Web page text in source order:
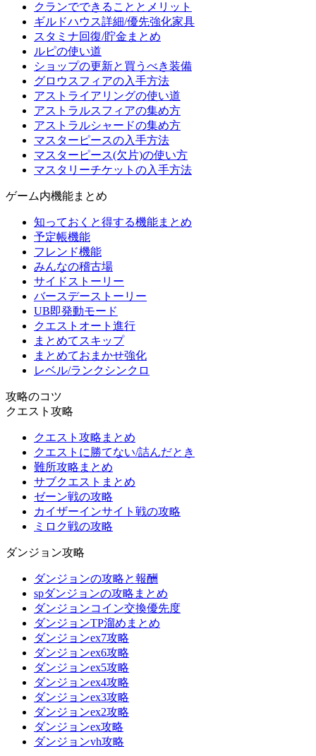
クランでできることとメリット
ギルドハウス詳細/優先強化家具
スタミナ回復/貯金まとめ
ルピの使い道
ショップの更新と買うべき装備
グロウスフィアの入手方法
アストライアリングの使い道
アストラルスフィアの集め方
アストラルシャードの集め方
マスターピースの入手方法
マスターピース(欠片)の使い方
マスタリーチケットの入手方法
ゲーム内機能まとめ
知っておくと得する機能まとめ
予定帳機能
フレンド機能
みんなの稽古場
サイドストーリー
バースデーストーリー
UB即発動モード
クエストオート進行
まとめてスキップ
まとめておまかせ強化
レベル/ランクシンクロ
攻略のコツ
クエスト攻略
クエスト攻略まとめ
クエストに勝てない/詰んだとき
難所攻略まとめ
サブクエストまとめ
ゼーン戦の攻略
カイザーインサイト戦の攻略
ミロク戦の攻略
ダンジョン攻略
ダンジョンの攻略と報酬
spダンジョンの攻略まとめ
ダンジョンコイン交換優先度
ダンジョンTP溜めまとめ
ダンジョンex7攻略
ダンジョンex6攻略
ダンジョンex5攻略
ダンジョンex4攻略
ダンジョンex3攻略
ダンジョンex2攻略
ダンジョンex攻略
ダンジョンvh攻略